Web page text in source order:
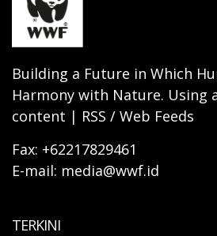
Building a Future in Which
Harmony with Nature. Using
content | RSS / Web Feeds
Fax: +62217829461
E-mail: media@wwf.id
TERKINI